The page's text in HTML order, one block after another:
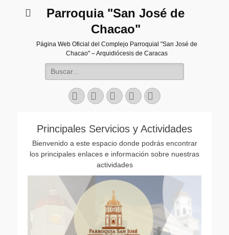
Parroquia "San José de
Chacao"
Página Web Oficial del Complejo Parroquial "San José de
Chacao" – Arquidiócesis de Caracas
Buscar:
Facebook
TwitterCorreo
electrónico
InstagramTeléfono
Principales Servicios y Actividades
Bienvenido a este espacio donde podrás encontrar
los principales enlaces e información sobre nuestras
actividades